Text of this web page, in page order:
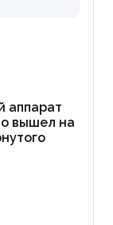
аппарат
вышел на